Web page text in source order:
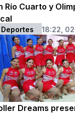
Río Cuarto y
Deportes 18:22,
Dreams